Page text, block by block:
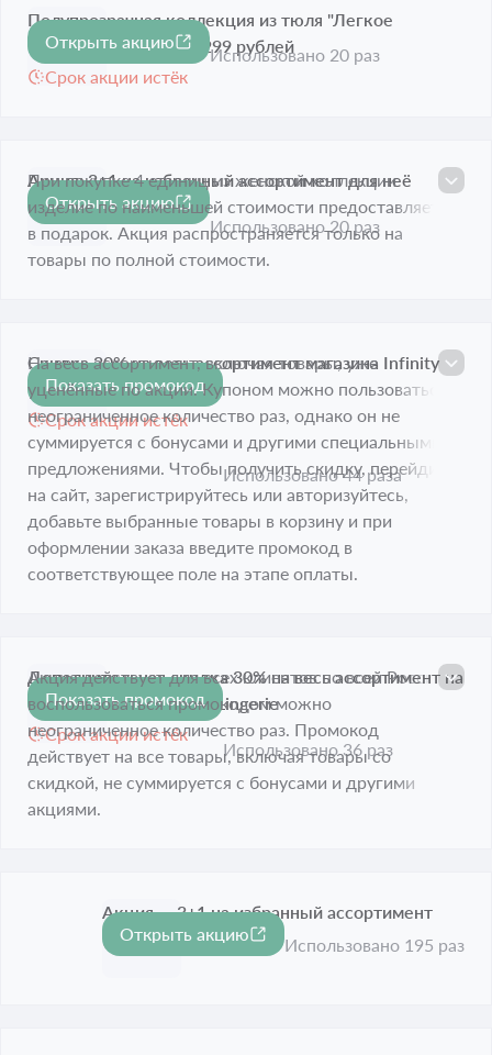
Полупрозрачная коллекция из тюля "Легкое
прикосновение" от 2 299 рублей
Срок акции истёк
Открыть акцию
Использовано 20 раз
Акция: 3+1 на избранный ассортимент для неё
Срок акции истёк
При покупке 4 единиц из женской коллекции
изделие по наименьшей стоимости предоставляется
в подарок. Акция распространяется только на
товары по полной стоимости.
Открыть акцию
Использовано 20 раз
-30%
Скидка 30% на весь ассортимент магазина Infinity
Lingerie
Срок акции истёк
На весь ассортимент, включая товары, уже
уценённые по акции. Купоном можно пользоваться
неограниченное количество раз, однако он не
суммируется с бонусами и другими специальными
предложениями. Чтобы получить скидку, перейдите
на сайт, зарегистрируйтесь или авторизуйтесь,
добавьте выбранные товары в корзину и при
оформлении заказа введите промокод в
соответствующее поле на этапе оплаты.
Показать промокод
Использовано 44 раза
-30%
Дополнительная скидка 30% на весь ассортимент на
сайте магазина Infinity Lingerie
Срок акции истёк
Акция действует для всех клиентов по всей России,
воспользоваться промокодом можно
неограниченное количество раз. Промокод
действует на все товары, включая товары со
скидкой, не суммируется с бонусами и другими
акциями.
Показать промокод
Использовано 36 раз
Акция — 3+1 на избранный ассортимент
Срок акции истёк
Открыть акцию
Использовано 195 раз